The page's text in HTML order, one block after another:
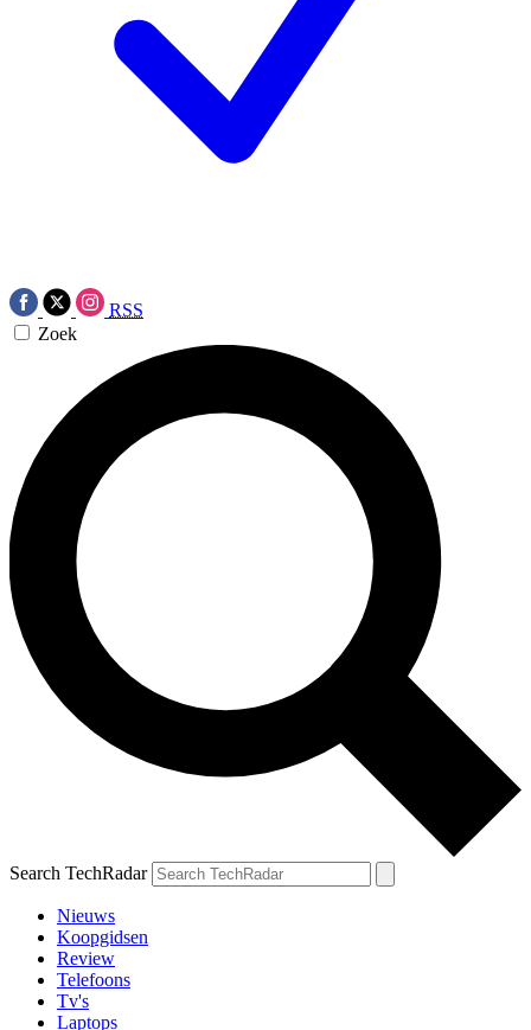
RSS
Zoek
Search TechRadar
Nieuws
Koopgidsen
Review
Telefoons
Tv's
Laptops